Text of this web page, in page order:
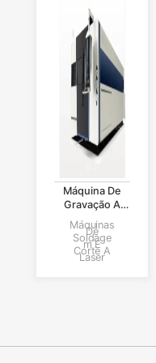
Máquina De
Gravação A
Laser
Totalmente
Fechada
Máquinas
De
Soldage
M E
Corte A
Laser